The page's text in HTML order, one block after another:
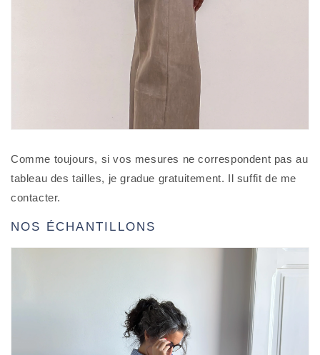
Comme toujours, si vos mesures ne correspondent pas au
tableau des tailles, je gradue gratuitement. Il suffit de me
contacter.
NOS ÉCHANTILLONS